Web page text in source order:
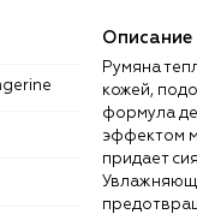
Описание
Румяна
кожей,
формула
эффектом
придает